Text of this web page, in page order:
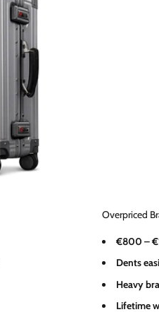
Overpriced
€800 –
Dents
Heavy
Lifetime